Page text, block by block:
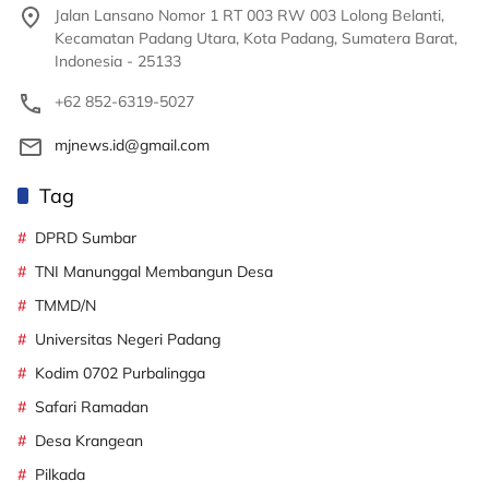
Jalan Lansano Nomor 1 RT 003 RW 003 Lolong Belanti,
Kecamatan Padang Utara, Kota Padang, Sumatera Barat,
Indonesia - 25133
+62 852-6319-5027
mjnews.id@gmail.com
Tag
DPRD Sumbar
TNI Manunggal Membangun Desa
TMMD/N
Universitas Negeri Padang
Kodim 0702 Purbalingga
Safari Ramadan
Desa Krangean
Pilkada